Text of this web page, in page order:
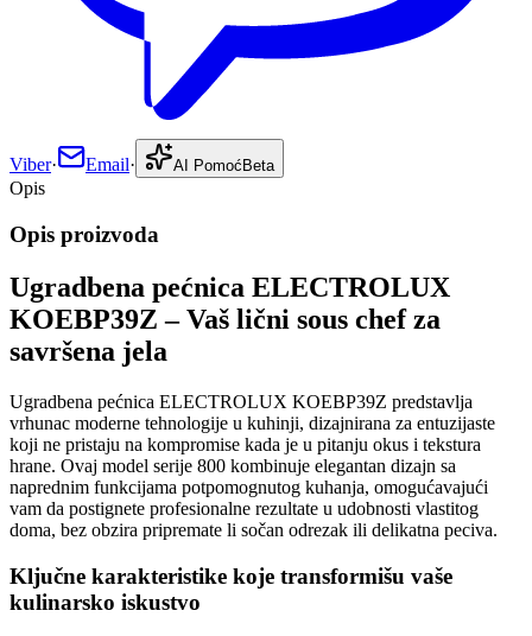
Viber· Email· AI Pomoć Beta
Opis
Opis proizvoda
Ugradbena pećnica ELECTROLUX
KOEBP39Z – Vaš lični sous chef za
savršena jela
Ugradbena pećnica ELECTROLUX KOEBP39Z predstavlja
vrhunac moderne tehnologije u kuhinji, dizajnirana za entuzijaste
koji ne pristaju na kompromise kada je u pitanju okus i tekstura
hrane. Ovaj model serije 800 kombinuje elegantan dizajn sa
naprednim funkcijama potpomognutog kuhanja, omogućavajući
vam da postignete profesionalne rezultate u udobnosti vlastitog
doma, bez obzira pripremate li sočan odrezak ili delikatna peciva.
Ključne karakteristike koje transformišu vaše
kulinarsko iskustvo